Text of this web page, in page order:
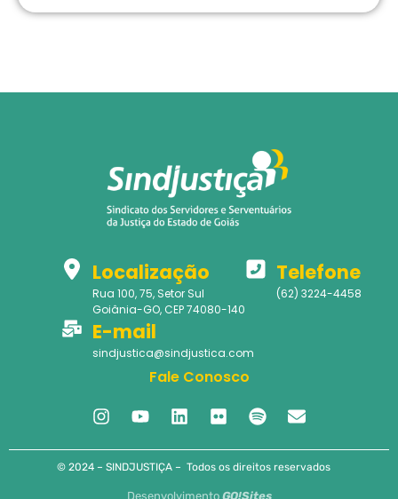
Localização
Rua 100, 75, Setor Sul
Goiânia-GO, CEP 74080-140
Telefone
(62) 3224-4458
E-mail
sindjustica@sindjustica.com
Fale Conosco
© 2024 – SINDJUSTIÇA – Todos os direitos reservados
Desenvolvimento GO!Sites